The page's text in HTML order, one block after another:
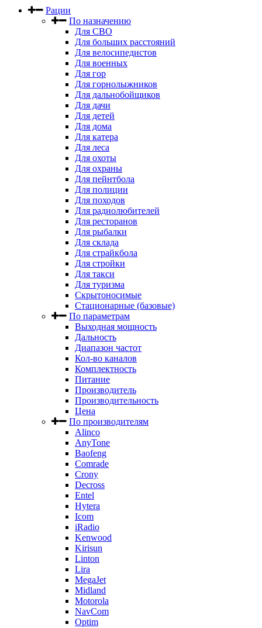
Рации
По назначению
Для СВО
Для больших расстояний
Для велосипедистов
Для военных
Для гор
Для горнолыжников
Для дальнобойщиков
Для дачи
Для детей
Для дома
Для катера
Для леса
Для охоты
Для охраны
Для пейнтбола
Для полиции
Для походов
Для радиолюбителей
Для ресторанов
Для рыбалки
Для склада
Для страйкбола
Для стройки
Для такси
Для туризма
Скрытоносимые
Стационарные (базовые)
По параметрам
Выходная мощность
Дальность
Диапазон частот
Кол-во каналов
Комплектность
Питание
Производитель
Производительность
Цена
По производителям
Alinco
AnyTone
Baofeng
Comrade
Crony
Decross
Entel
Hytera
Icom
iRadio
Kenwood
Kirisun
Linton
Lira
MegaJet
Midland
Motorola
NavCom
Optim